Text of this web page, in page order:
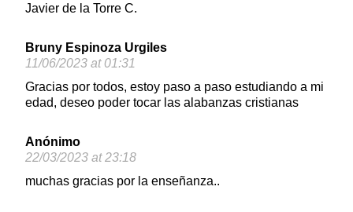
Javier de la Torre C.
Bruny Espinoza Urgiles
11/06/2023 at 01:31
Gracias por todos, estoy paso a paso estudiando a mi
edad, deseo poder tocar las alabanzas cristianas
Anónimo
22/03/2023 at 23:18
muchas gracias por la enseñanza..